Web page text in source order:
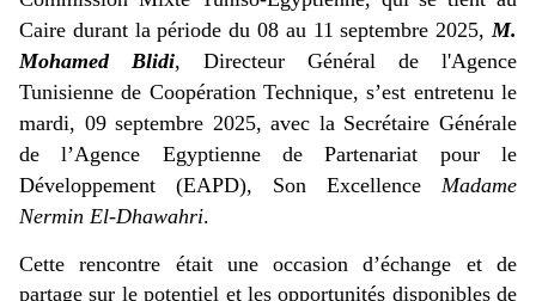
Caire durant la période du 08 au 11 septembre 2025,M.
Mohamed Blidi, Directeur Général de l'Agence
Tunisienne de Coopération Technique, s’est entretenu le
mardi, 09 septembre 2025, avec la Secrétaire Générale
de l’Agence Egyptienne de Partenariat pour le
Développement (EAPD), Son Excellence Madame
Nermin El-Dhawahri.
Cette rencontre était une occasion d’échange et de
partage sur le potentiel et les opportunités disponibles de